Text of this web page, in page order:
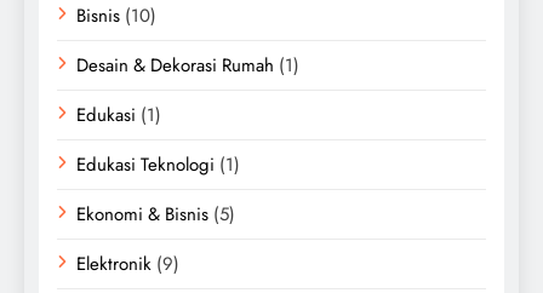
Bisnis (10)
Desain & Dekorasi Rumah (1)
Edukasi (1)
Edukasi Teknologi (1)
Ekonomi & Bisnis (5)
Elektronik (9)